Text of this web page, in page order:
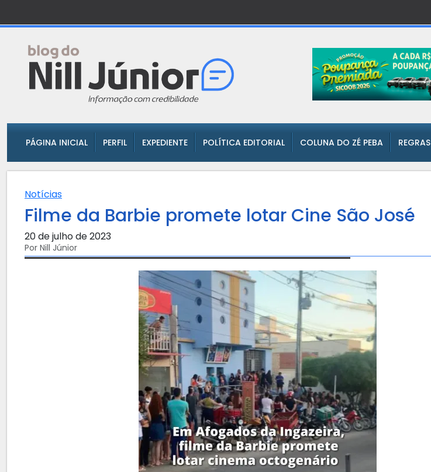
PÁGINA INICIAL PERFIL EXPEDIENTE POLÍTICA EDITORIAL COLUNA DO ZÉ PEBA REGRAS
Notícias
Filme da Barbie promete lotar Cine São José
20 de julho de 2023
Por Nill Júnior